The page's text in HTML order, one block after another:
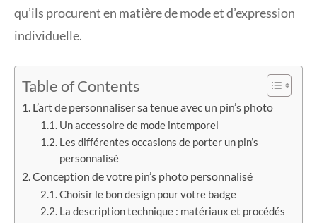
qu’ils procurent en matière de mode et d’expression
individuelle.
Table of Contents
L’art de personnaliser sa tenue avec un pin’s photo
Un accessoire de mode intemporel
Les différentes occasions de porter un pin’s
personnalisé
Conception de votre pin’s photo personnalisé
Choisir le bon design pour votre badge
La description technique : matériaux et procédés